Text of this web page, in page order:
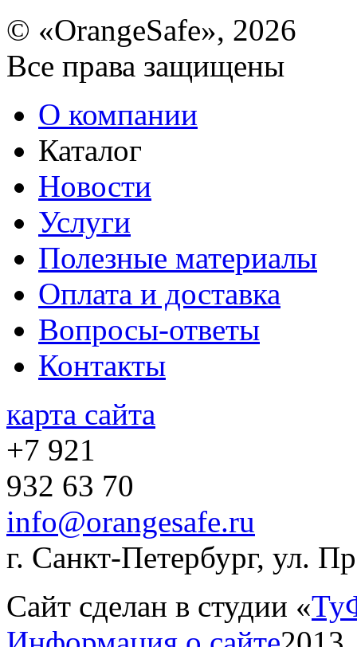
© «OrangeSafe», 2026
Все права защищены
О компании
Каталог
Новости
Услуги
Полезные материалы
Оплата и доставка
Вопросы-ответы
Контакты
карта сайта
+7 921
932 63 70
info@orangesafe.ru
г. Санкт-Петербург, ул.
Сайт сделан в студии «